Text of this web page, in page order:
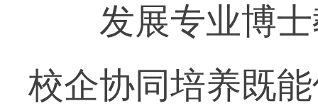
发展专业博士
校企协同培养既